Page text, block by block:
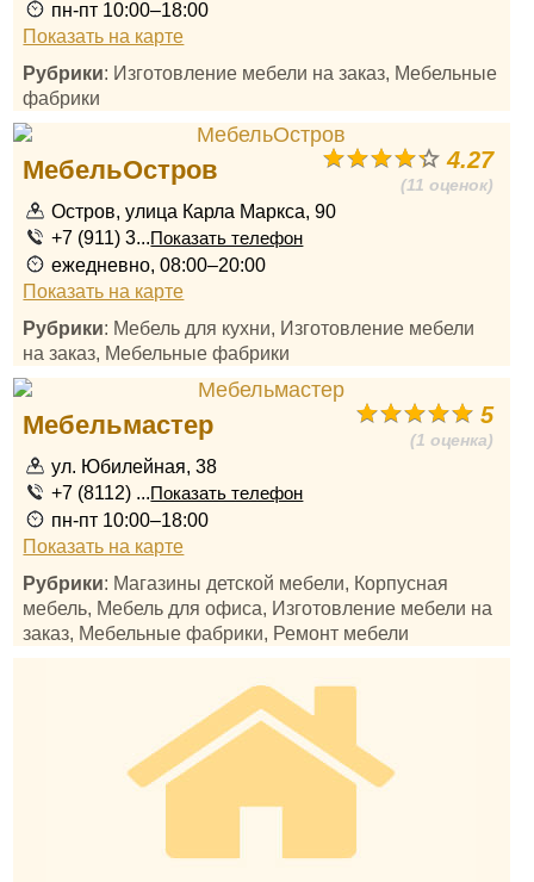
пн-пт 10:00–18:00
Показать на карте
Рубрики: Изготовление мебели на заказ, Мебельные
фабрики
4.27
(11 оценок)
МебельОстров
Остров, улица Карла Маркса, 90
+7 (911) 3...Показать телефон
ежедневно, 08:00–20:00
Показать на карте
Рубрики: Мебель для кухни, Изготовление мебели
на заказ, Мебельные фабрики
5
(1 оценка)
Мебельмастер
ул. Юбилейная, 38
+7 (8112) ...Показать телефон
пн-пт 10:00–18:00
Показать на карте
Рубрики: Магазины детской мебели, Корпусная
мебель, Мебель для офиса, Изготовление мебели на
заказ, Мебельные фабрики, Ремонт мебели